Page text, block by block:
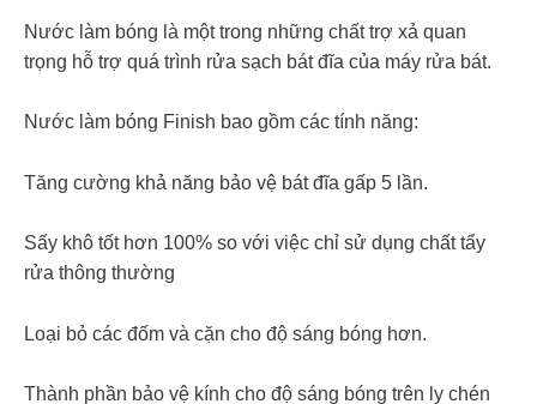
Nước làm bóng là một trong những chất trợ xả quan
trọng hỗ trợ quá trình rửa sạch bát đĩa của máy rửa bát.
Nước làm bóng Finish bao gồm các tính năng:
Tăng cường khả năng bảo vệ bát đĩa gấp 5 lần.
Sấy khô tốt hơn 100% so với việc chỉ sử dụng chất tẩy
rửa thông thường
Loại bỏ các đốm và cặn cho độ sáng bóng hơn.
Thành phần bảo vệ kính cho độ sáng bóng trên ly chén